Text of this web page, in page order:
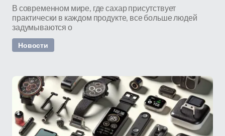
В современном мире, где сахар присутствует
практически в каждом продукте, все больше людей
задумываются о
Новости